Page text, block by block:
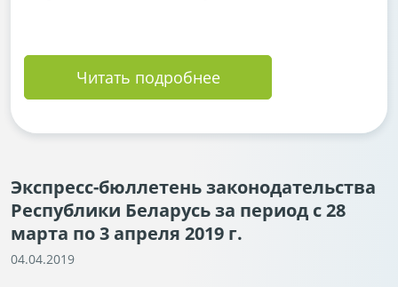
Читать подробнее
Экспресс-бюллетень законодательства
Республики Беларусь за период с 28
марта по 3 апреля 2019 г.
04.04.2019